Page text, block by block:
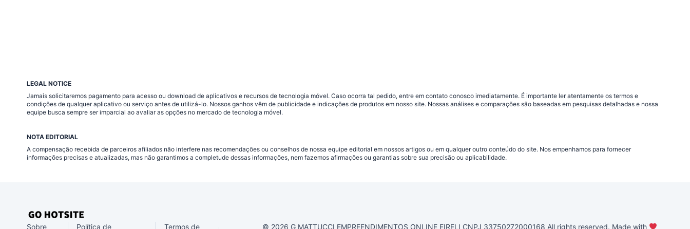
LEGAL NOTICE
Jamais solicitaremos pagamento para acesso ou download de aplicativos e recursos de tecnologia móvel. Caso ocorra tal pedido, entre em contato conosco imediatamente. É importante ler atentamente os termos e
condições de qualquer aplicativo ou serviço antes de utilizá-lo. Nossos ganhos vêm de publicidade e indicações de produtos em nosso site. Nossas análises e comparações são baseadas em pesquisas detalhadas e nossa
equipe busca sempre ser imparcial ao avaliar as opções no mercado de tecnologia móvel.
NOTA EDITORIAL
A compensação recebida de parceiros afiliados não interfere nas recomendações ou conselhos de nossa equipe editorial em nossos artigos ou em qualquer outro conteúdo do site. Nos empenhamos para fornecer
informações precisas e atualizadas, mas não garantimos a completude dessas informações, nem fazemos afirmações ou garantias sobre sua precisão ou aplicabilidade.
Sobre Política de Termos de © 2026 G MATTUCCI EMPREENDIMENTOS ONLINE EIRELI CNPJ 33750272000168 All rights reserved. Made with